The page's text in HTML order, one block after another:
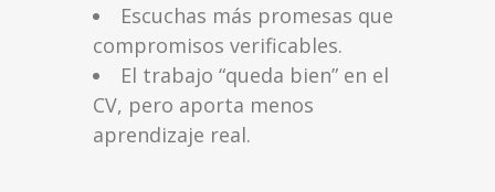
Escuchas más promesas que
compromisos verificables.
El trabajo “queda bien” en el
CV, pero aporta menos
aprendizaje real.